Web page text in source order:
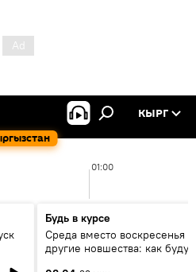
КЫРГ
01:00
Будь в курсе
Среда вместо воскресенья и
другие новшества: как будут